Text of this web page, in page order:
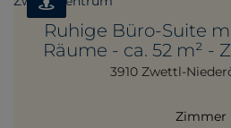
Ruhige Büro-Suite
Räume - ca. 52 m² -
3910 Zwettl-
Zimmer